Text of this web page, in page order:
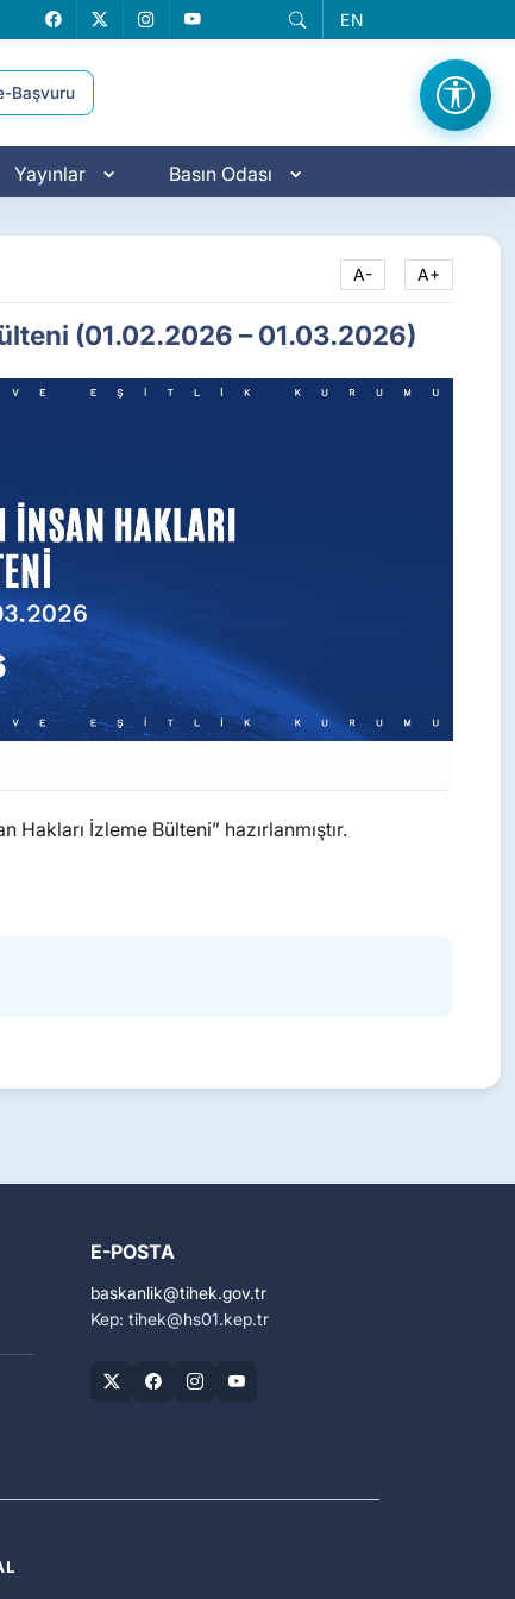
Facebook
X InstagramYouTube
EN
Başvuru
Yayınlar Basın Odası
A- A+
(01.02.2026 – 01.03.2026)
İzleme Bülteni” hazırlanmıştır.
E-POSTA
baskanlik tihek.gov.tr
Kep: tihek hs01.kep.tr